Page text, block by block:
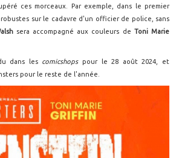
ces morceaux. Par exemple, dans le premier
sur le cadavre d'un officier de police, sans
sera accompagné aux couleurs de Toni Marie
dans les comicshopspour le 28 août 2024, et
pour le reste de l'année.